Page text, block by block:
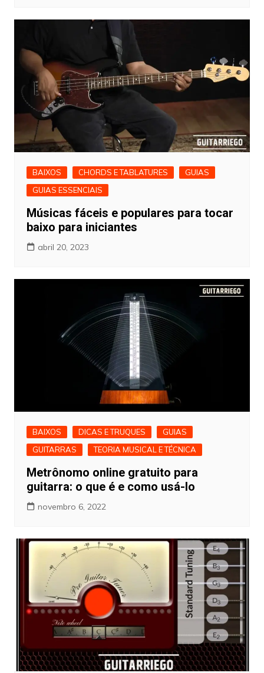
BAIXOS CHORDS E TABLATURES
GUIAS
GUIAS ESSENCIAIS
Músicas fáceis e populares para tocar
baixo para iniciantes
abril 20, 2023
BAIXOS DICAS E TRUQUES
GUIAS
GUITARRAS
TEORIA MUSICAL E TÉCNICA
Metrônomo online gratuito para
guitarra: o que é e como usá-lo
novembro 6, 2022